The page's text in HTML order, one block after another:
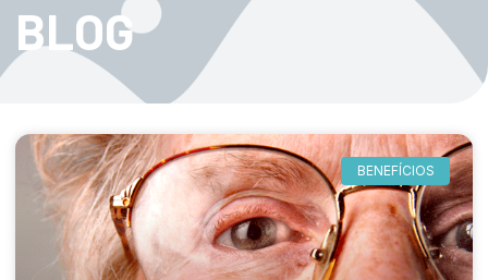
BLOG
BENEFÍCIOS